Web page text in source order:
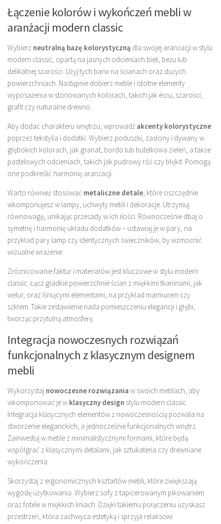
Łączenie kolorów i wykończeń mebli w
aranżacji modern classic
Wybierz neutralną bazę kolorystyczną dla swojej aranżacji w stylu
modern classic, opartą na jasnych odcieniach bieli, beżu lub
delikatnej szarości. Użyj tych barw na ścianach oraz dużych
powierzchniach. Następnie dobierz meble i istotne elementy
wyposażenia w stonowanych kolorach, takich jak écru, szarości,
grafit czy naturalne drewno.
Aby dodać charakteru wnętrzu, wprowadź akcenty kolorystyczne
poprzez tekstylia i dodatki. Wybierz poduszki, zasłony i dywany w
głębokich kolorach, jak granat, bordo lub butelkowa zieleń, a także
pastelowych odcieniach, takich jak pudrowy róż czy błękit. Pomogą
one podkreślić harmonię aranżacji.
Warto również stosować metaliczne detale, które oszczędnie
wkomponujesz w lampy, uchwyty mebli i dekoracje. Utrzymuj
równowagę, unikając przesady w ich ilości. Równocześnie dbaj o
symetrię i harmonię układu dodatków – ustawiaj je w pary, na
przykład pary lamp czy identycznych świeczników, by wzmocnić
wizualne wrażenie.
Zróżnicowanie faktur i materiałów jest kluczowe w stylu modern
classic. Łącz gładkie powierzchnie ścian z miękkimi tkaninami, jak
welur, oraz lśniącymi elementami, na przykład marmurem czy
szkłem. Takie zestawienie nada pomieszczeniu elegancji i głębi,
tworząc przytulną atmosferę.
Integracja nowoczesnych rozwiązań
funkcjonalnych z klasycznym designem
mebli
Wykorzystaj nowoczesne rozwiązania w swoich meblach, aby
wkomponować je w klasyczny design stylu modern classic.
Integracja klasycznych elementów z nowoczesnością pozwala na
stworzenie eleganckich, a jednocześnie funkcjonalnych wnętrz.
Zainwestuj w meble z minimalistycznymi formami, które będą
współgrać z klasycznymi detalami, jak sztukateria czy drewniane
wykończenia.
Skorzystaj z ergonomicznych kształtów mebli, które zwiększają
wygodę użytkowania. Wybierz sofy z tapicerowanym pikowaniem
oraz fotele w miękkich liniach. Dzięki takiemu połączeniu uzyskasz
przestrzeń, która zachwyca estetyką i sprzyja relaksowi.